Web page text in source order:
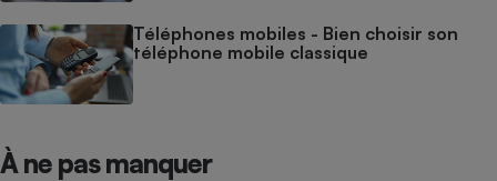
Téléphones mobiles - Bien choisir son
téléphone mobile classique
À ne pas manquer